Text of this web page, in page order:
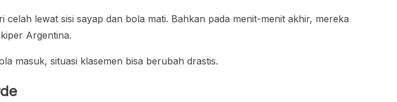
lewat sisi sayap dan bola mati. Bahkan pada menit-menit akhir, mereka
Argentina.
masuk, situasi klasemen bisa berubah drastis.